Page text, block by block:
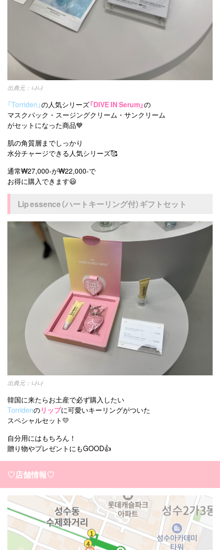
나나
「Torriden」の人気シリーズ「DIVE IN Serum」の
マスクパック・スージングクリーム・サンクリーム
がセットになった商品💙
肌の角質層までしっかり
水分チャージできる人気シリーズ🥰
通常₩27,000-が₩22,000-で
お得に購入できます😃
Lip essence（ハートキーリング付）ギフトセット
나나
韓国に来たらお土産で必ず購入したい
Torridenのリップに可愛いキーリングがついた
スペシャルセット💛
自分用にはもちろん！
贈り物やプレゼントにもGOOD👍
♡店舗情報♡